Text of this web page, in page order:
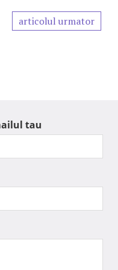
articolul urmator
tau